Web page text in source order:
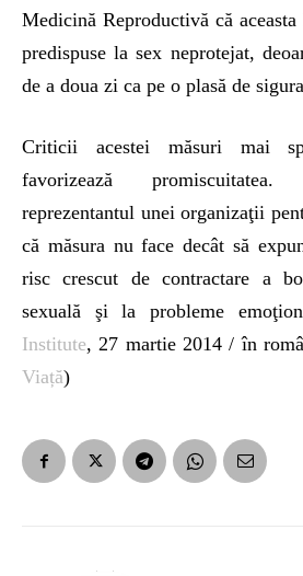
Medicină Reproductivă că
predispuse la sex neprotejat,
de a doua zi ca pe o plasă de
Criticii acestei măsuri mai
favorizează
reprezentantul unei organizaţii
că măsura nu face decât să
risc crescut de contractare a
sexuală şi la probleme
Institute, 27 martie 2014 / în
Viață)